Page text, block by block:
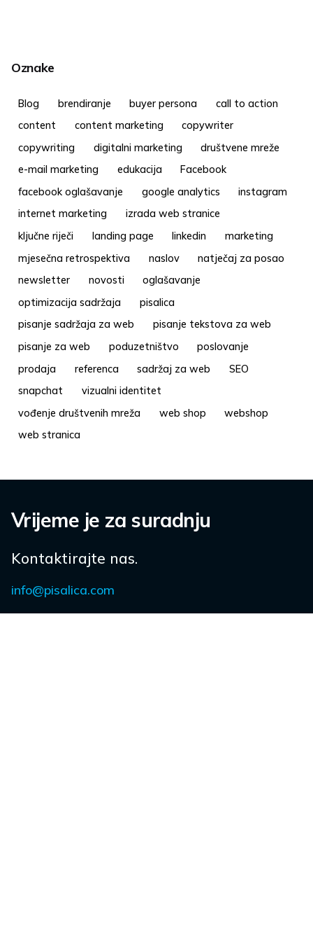
Oznake
Blog brendiranje buyer persona
call to action
content
content marketing
copywriter
copywriting
digitalni marketing
društvene mreže
e-mail marketing
edukacija
Facebook
facebook oglašavanje
google analytics
instagram
internet marketing
izrada web stranice
ključne riječi
landing page linkedin
marketing
mjesečna retrospektiva
naslov
natječaj za posao
newsletter
novosti
oglašavanje
optimizacija sadržaja
pisalica
pisanje sadržaja za web
pisanje tekstova za web
pisanje za web
poduzetništvo
poslovanje
prodaja
referenca sadržaj za web
SEO
snapchat
vizualni identitet
vođenje društvenih mreža
web shop
webshop
web stranica
Vrijeme je za suradnju
Kontaktirajte nas.
info@pisalica.com